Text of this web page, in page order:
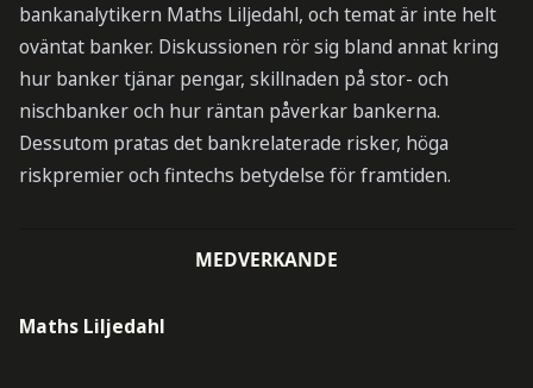
bankanalytikern Maths Liljedahl, och temat är inte helt
oväntat banker. Diskussionen rör sig bland annat kring
hur banker tjänar pengar, skillnaden på stor- och
nischbanker och hur räntan påverkar bankerna.
Dessutom pratas det bankrelaterade risker, höga
riskpremier och fintechs betydelse för framtiden.
MEDVERKANDE
Maths Liljedahl